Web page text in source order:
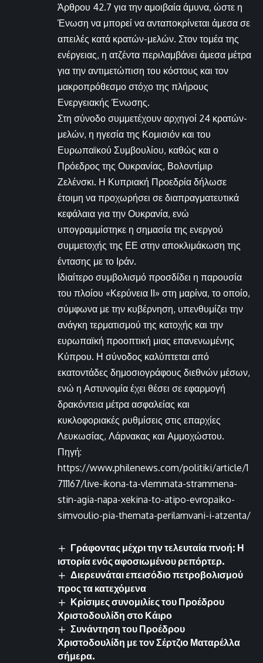
Άρθρου 42.7 για την αμοιβαία άμυνα, ώστε η
Ένωση να μπορεί να ανταποκρίνεται άμεσα σε
απειλές κατά κρατών-μελών. Στον τομέα της
ενέργειας, η ατζέντα περιλαμβάνει άμεσα μέτρα
για την αντιμετώπιση του κόστους και τον
μακροπρόθεσμο στόχο της πλήρους
Ενεργειακής Ένωσης.
Στη σύνοδο συμμετέχουν αρχηγοί 24 κρατών-
μελών, η ηγεσία της Κομισιόν και του
Ευρωπαϊκού Συμβουλίου, καθώς και ο
Πρόεδρος της Ουκρανίας, Βολοντίμιρ
Ζελένσκι. Η Κυπριακή Προεδρία δήλωσε
έτοιμη να προχωρήσει σε διαπραγματευτικά
κεφάλαια για την Ουκρανία, ενώ
υπογραμμίστηκε η σημασία της ενεργού
συμμετοχής της ΕΕ στην αποκλιμάκωση της
έντασης με το Ιράν.
Ιδιαίτερο συμβολισμό προσδίδει η παρουσία
του πλοίου «Κερύνεια ΙΙ» στη μαρίνα, το οποίο,
σύμφωνα με την κυβέρνηση, υπενθυμίζει την
ανάγκη τερματισμού της κατοχής και την
ευρωπαϊκή προοπτική μιας επανενωμένης
Κύπρου. Η σύνοδος καλύπτεται από
εκατοντάδες δημοσιογράφους διεθνών μέσων,
ενώ η Αστυνομία έχει θέσει σε εφαρμογή
δρακόντεια μέτρα ασφαλείας και
κυκλοφοριακές ρυθμίσεις στις επαρχίες
Λευκωσίας, Λάρνακας και Αμμοχώστου.
Πηγή:
https://www.philenews.com/politiki/article/1
711167/live-ikona-ta-vlemmata-strammena-
stin-agia-napa-xekina-to-atipo-evropaiko-
simvoulio-pia-themata-perilamvani-i-atzenta/
Γράφοντας μέχρι την τελευταία πνοή: Η
ιστορία ενός αφοσιωμένου ρεπόρτερ.
Διερευνάται επεισόδιο πετροβολισμού
προς τα κατεχόμενα
Κρίσιμες συνομιλίες του Προέδρου
Χριστοδουλίδη στο Κάιρο
Συνάντηση του Προέδρου
Χριστοδουλίδη με τον Σέρτζιο Ματαρέλλα
σήμερα.